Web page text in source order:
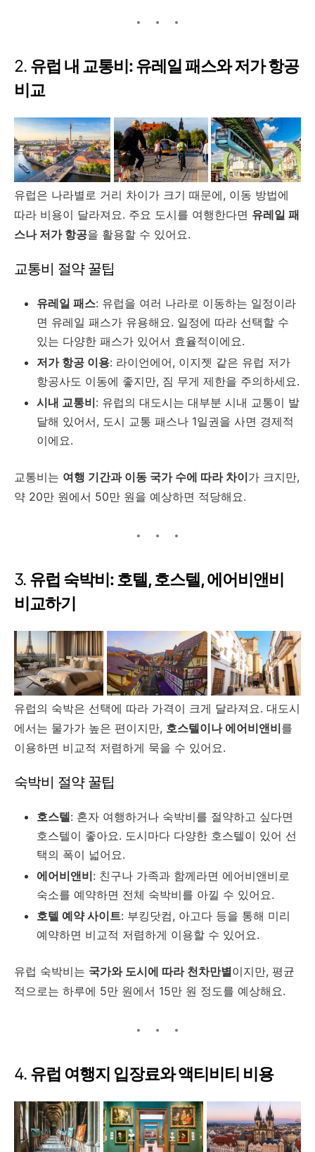
2. 유럽 내 교통비: 유레일 패스와 저가 항공
비교
유럽은 나라별로 거리 차이가 크기 때문에, 이동 방법에
따라 비용이 달라져요. 주요 도시를 여행한다면 유레일 패
스나 저가 항공을 활용할 수 있어요.
교통비 절약 꿀팁
유레일 패스: 유럽을 여러 나라로 이동하는 일정이라
면 유레일 패스가 유용해요. 일정에 따라 선택할 수
있는 다양한 패스가 있어서 효율적이에요.
저가 항공 이용: 라이언에어, 이지젯 같은 유럽 저가
항공사도 이동에 좋지만, 짐 무게 제한을 주의하세요.
시내 교통비: 유럽의 대도시는 대부분 시내 교통이 발
달해 있어서, 도시 교통 패스나 1일권을 사면 경제적
이에요.
교통비는 여행 기간과 이동 국가 수에 따라 차이가 크지만,
약 20만 원에서 50만 원을 예상하면 적당해요.
3. 유럽 숙박비: 호텔, 호스텔, 에어비앤비
비교하기
유럽의 숙박은 선택에 따라 가격이 크게 달라져요. 대도시
에서는 물가가 높은 편이지만, 호스텔이나 에어비앤비를
이용하면 비교적 저렴하게 묵을 수 있어요.
숙박비 절약 꿀팁
호스텔: 혼자 여행하거나 숙박비를 절약하고 싶다면
호스텔이 좋아요. 도시마다 다양한 호스텔이 있어 선
택의 폭이 넓어요.
에어비앤비: 친구나 가족과 함께라면 에어비앤비로
숙소를 예약하면 전체 숙박비를 아낄 수 있어요.
호텔 예약 사이트: 부킹닷컴, 아고다 등을 통해 미리
예약하면 비교적 저렴하게 이용할 수 있어요.
유럽 숙박비는 국가와 도시에 따라 천차만별이지만, 평균
적으로는 하루에 5만 원에서 15만 원 정도를 예상해요.
4. 유럽 여행지 입장료와 액티비티 비용